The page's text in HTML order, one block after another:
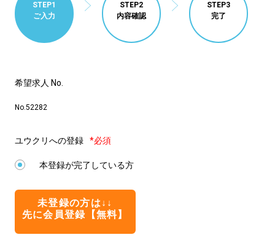
STEP1
ご入力
STEP2
内容確認
STEP3
完了
希望求人 No.
No.52282
ユウクリへの登録 *必須
本登録が完了している方
未登録の方は↓↓
先に会員登録【無料】